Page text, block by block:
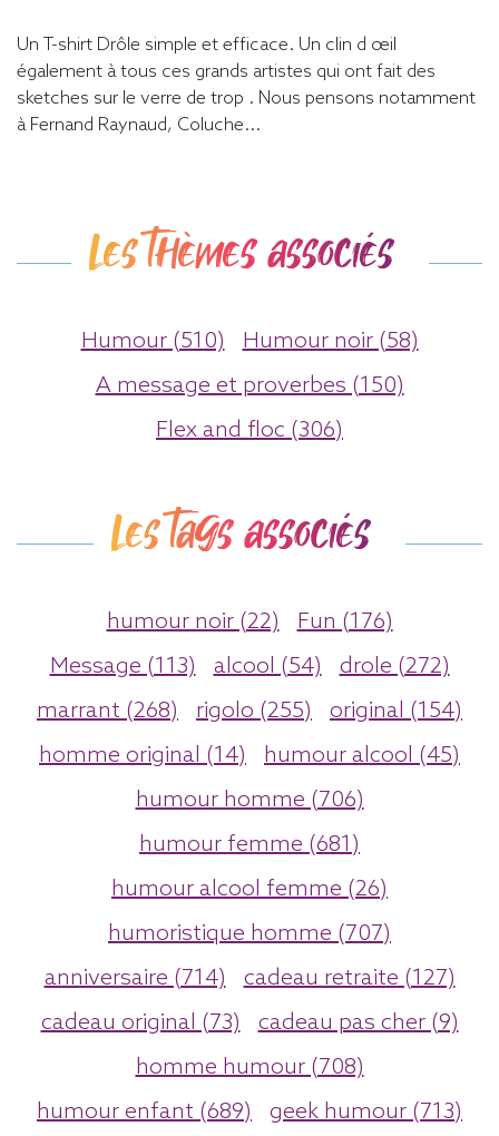
Un T-shirt Drôle simple et efficace. Un clin d œil
également à tous ces grands artistes qui ont fait des
sketches sur le verre de trop . Nous pensons notamment
à Fernand Raynaud, Coluche...
Les thèmes associés
Humour (510)
Humour noir (58)
A message et proverbes (150)
Flex and floc (306)
Les tags associés
humour noir (22)
Fun (176)
Message (113)
alcool (54)
drole (272)
marrant (268)
rigolo (255)
original (154)
homme original (14)
humour alcool (45)
humour homme (706)
humour femme (681)
humour alcool femme (26)
humoristique homme (707)
anniversaire (714)
cadeau retraite (127)
cadeau original (73)
cadeau pas cher (9)
homme humour (708)
humour enfant (689)
geek humour (713)